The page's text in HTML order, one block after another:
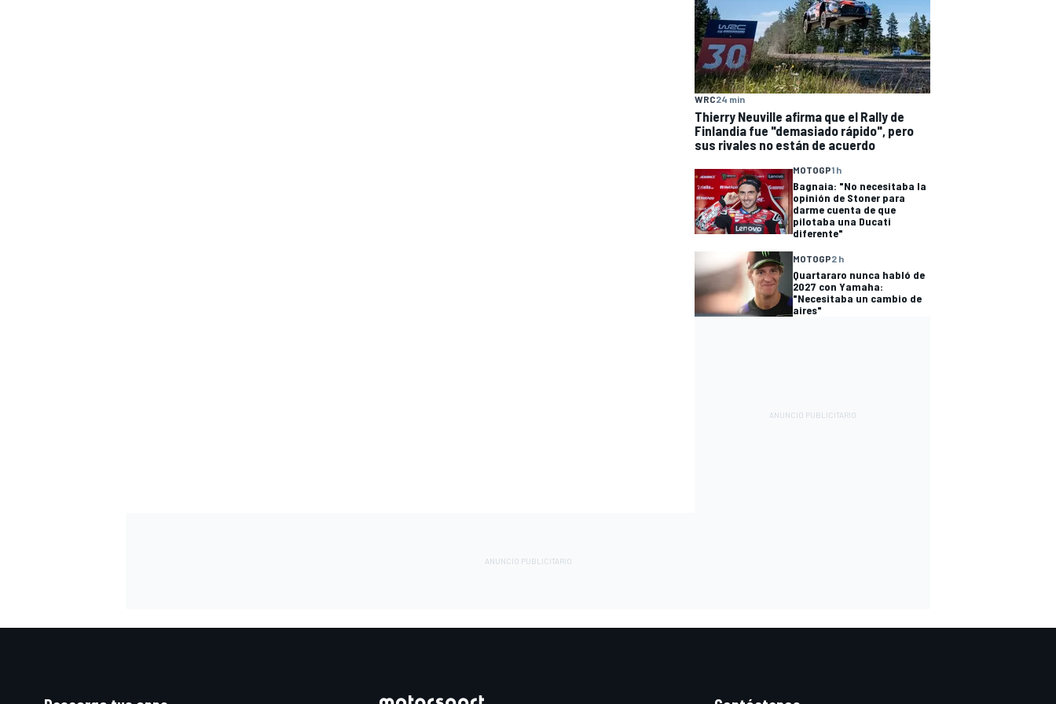
WRC24 min
Thierry Neuville afirma que el Rally de
Finlandia fue "demasiado rápido", pero
sus rivales no están de acuerdo
MOTOGP1 h
Bagnaia: "No necesitaba la
opinión de Stoner para
darme cuenta de que
pilotaba una Ducati
diferente"
MOTOGP2 h
Quartararo nunca habló de
2027 con Yamaha:
"Necesitaba un cambio de
aires"